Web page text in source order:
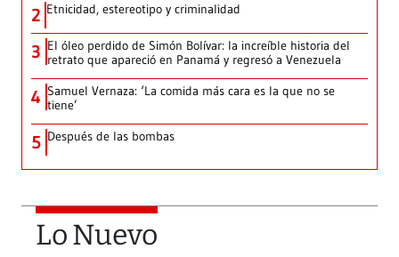
2 Etnicidad, estereotipo y criminalidad
3 El óleo perdido de Simón Bolívar: la increíble historia del
retrato que apareció en Panamá y regresó a Venezuela
4 Samuel Vernaza: ‘La comida más cara es la que no se
tiene’
5 Después de las bombas
Lo Nuevo